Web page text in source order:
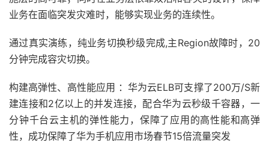
业务在面临突发灾难时，能够实现业务的连续性。
通过真实演练，纯业务切换秒级完成,主Region故障时，20
分钟完成容灾切换。
构建高弹性、高性能应用 ：华为云ELB可支撑了200万/S新
建连接和2亿以上的并发连接，配合华为云秒级千容器，一
分钟千台云主机的弹性能力，保障了应用的高性能和高弹
性，成功保障了华为手机应用市场春节15倍流量突发